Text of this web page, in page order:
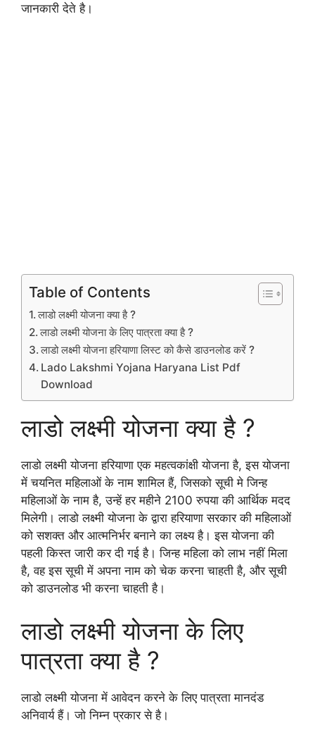
जानकारी देते है।
Table of Contents
लाडो लक्ष्मी योजना क्या है ?
लाडो लक्ष्मी योजना के लिए पात्रता क्या है ?
लाडो लक्ष्मी योजना हरियाणा लिस्ट को कैसे डाउनलोड करें ?
Lado Lakshmi Yojana Haryana List Pdf
Download
लाडो लक्ष्मी योजना क्या है ?
लाडो लक्ष्मी योजना हरियाणा एक महत्वकांक्षी योजना है, इस योजना
में चयनित महिलाओं के नाम शामिल हैं, जिसको सूची मे जिन्ह
महिलाओं के नाम है, उन्हें हर महीने 2100 रुपया की आर्थिक मदद
मिलेगी। लाडो लक्ष्मी योजना के द्वारा हरियाणा सरकार की महिलाओं
को सशक्त और आत्मनिर्भर बनाने का लक्ष्य है। इस योजना की
पहली किस्त जारी कर दी गई है। जिन्ह महिला को लाभ नहीं मिला
है, वह इस सूची में अपना नाम को चेक करना चाहती है, और सूची
को डाउनलोड भी करना चाहती है।
लाडो लक्ष्मी योजना के लिए
पात्रता क्या है ?
लाडो लक्ष्मी योजना में आवेदन करने के लिए पात्रता मानदंड
अनिवार्य हैं। जो निम्न प्रकार से है।